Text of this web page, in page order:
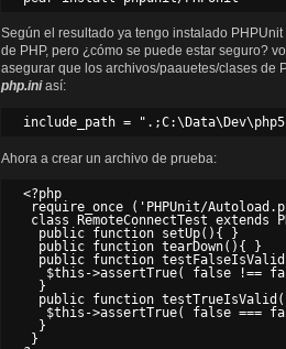
Según el resultado ya tengo instalado PHPUnit
de PHP, pero ¿cómo se puede estar seguro?
asegurar que los archivos/paauetes/clases de
php.iniasí:
Ahora a crear un archivo de prueba:
<?php
require_once ('PHPUnit/
class RemoteConnectTest extends
  public function setUp(){ }
  public function tearDown(){ }
public function
$this->assertTrue( false !==
  }
public function
$this->assertTrue( false ===
  }
}